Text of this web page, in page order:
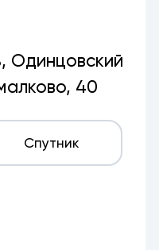
Одинцовский
40
Спутник